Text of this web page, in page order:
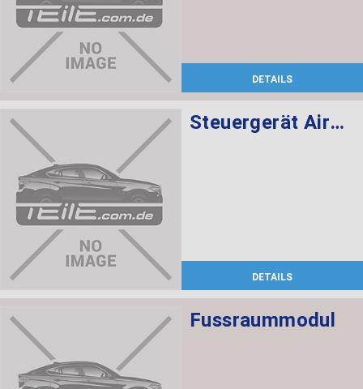
DETAILS
Steuergerät Airbag
DETAILS
Fussraummodul